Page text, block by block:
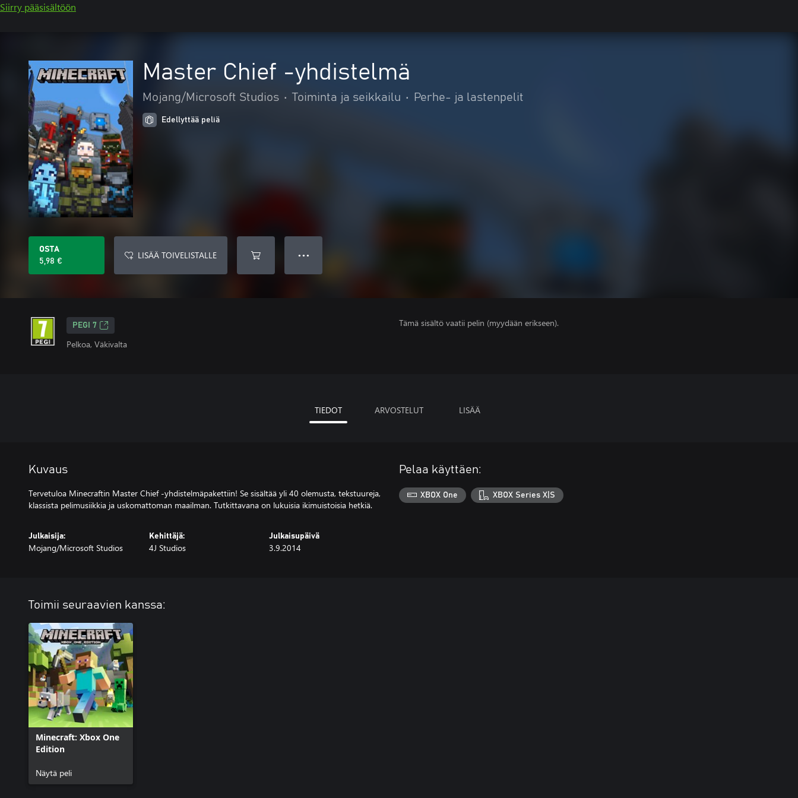
Siirry pääsisältöön
Master Chief -yhdistelmä
Mojang/Microsoft Studios • Toiminta ja seikkailu • Perhe- ja lastenpelit
Edellyttää peliä
OSTA
5,98 €
LISÄÄ TOIVELISTALLE ● ● ●
PEGI 7
Pelkoa, Väkivalta
Tämä sisältö vaatii pelin (myydään erikseen).
TIEDOT ARVOSTELUT LISÄÄ
Kuvaus
Tervetuloa Minecraftin Master Chief -yhdistelmäpakettiin! Se sisältää yli 40 olemusta, tekstuureja,
Julkaisija:
Mojang/Microsoft Studios
Kehittäjä:
4J Studios
Julkaisupäivä
3.9.2014
Pelaa käyttäen:
XBOX One XBOX Series X|S
Toimii seuraavien kanssa:
Minecraft: Xbox One
Edition
Näytä peli